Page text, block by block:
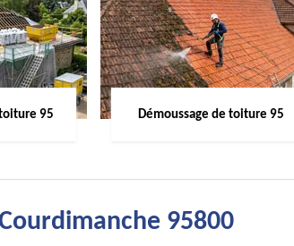
95 Démoussage de toiture 95
95800